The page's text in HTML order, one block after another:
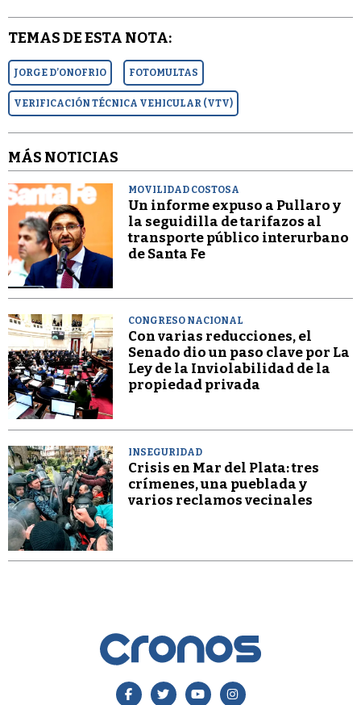
TEMAS DE ESTA NOTA:
JORGE D’ONOFRIO FOTOMULTAS
VERIFICACIÓN TÉCNICA VEHICULAR (VTV)
MÁS NOTICIAS
MOVILIDAD COSTOSA
Un informe expuso a Pullaro y
la seguidilla de tarifazos al
transporte público interurbano
de Santa Fe
CONGRESO NACIONAL
Con varias reducciones, el
Senado dio un paso clave por La
Ley de la Inviolabilidad de la
propiedad privada
INSEGURIDAD
Crisis en Mar del Plata: tres
crímenes, una pueblada y
varios reclamos vecinales